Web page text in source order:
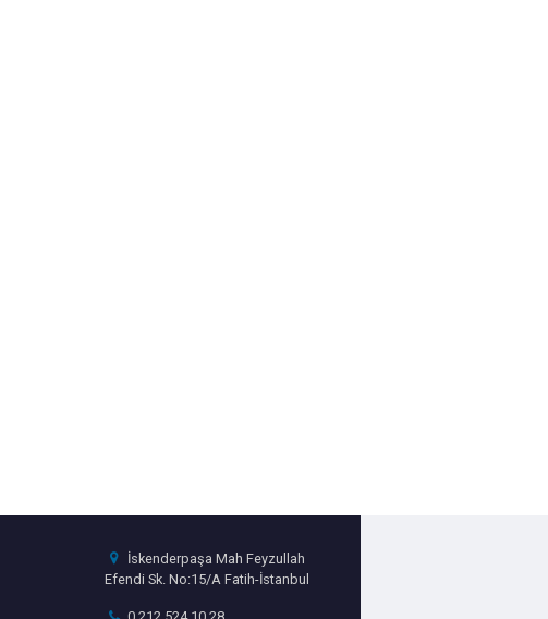
İskenderpaşa Mah Feyzullah
Efendi Sk. No:15/A Fatih-İstanbul